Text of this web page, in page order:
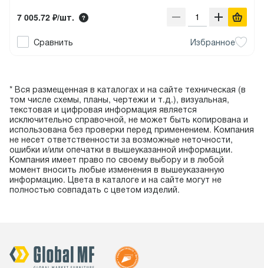
7 005.72 ₽/шт.
Сравнить Избранное
* Вся размещенная в каталогах и на сайте техническая (в
том числе схемы, планы, чертежи и т.д.), визуальная,
текстовая и цифровая информация является
исключительно справочной, не может быть копирована и
использована без проверки перед применением. Компания
не несет ответственности за возможные неточности,
ошибки и/или опечатки в вышеуказанной информации.
Компания имеет право по своему выбору и в любой
момент вносить любые изменения в вышеуказанную
информацию. Цвета в каталоге и на сайте могут не
полностью совпадать с цветом изделий.